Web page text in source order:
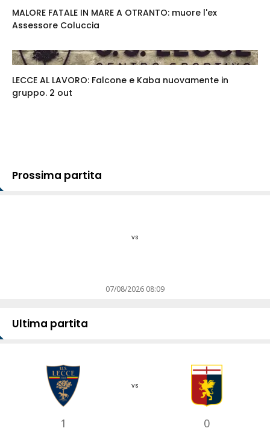
MALORE FATALE IN MARE A OTRANTO: muore l'ex
Assessore Coluccia
LECCE AL LAVORO: Falcone e Kaba nuovamente in
gruppo. 2 out
Prossima partita
vs
07/08/2026 08:09
Ultima partita
1
vs
0